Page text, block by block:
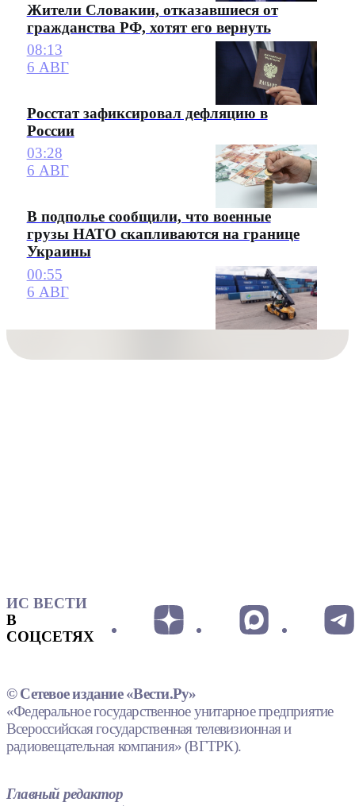
Жители Словакии, отказавшиеся от
гражданства РФ, хотят его вернуть
08:13
6 АВГ
Росстат зафиксировал дефляцию в
России
03:28
6 АВГ
В подполье сообщили, что военные
грузы НАТО скапливаются на границе
Украины
00:55
6 АВГ
ИС ВЕСТИ
В
СОЦСЕТЯХ
© Сетевое издание «Вести.Ру»
«Федеральное государственное унитарное предприятие
Всероссийская государственная телевизионная и
радиовещательная компания» (ВГТРК).
Главный редактор